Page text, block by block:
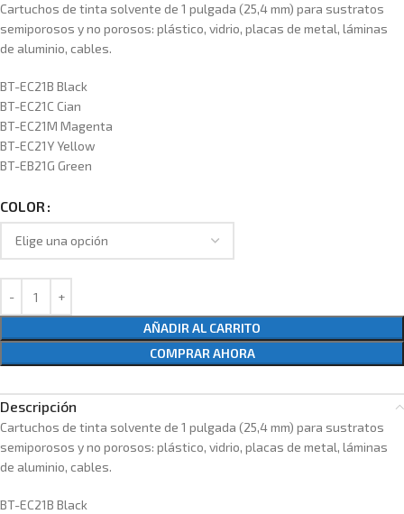
Cartuchos de tinta solvente de 1 pulgada (25,4 mm) para sustratos
semiporosos y no porosos: plástico, vidrio, placas de metal, láminas
de aluminio, cables.
BT-EC21B Black
BT-EC21C Cian
BT-EC21M Magenta
BT-EC21Y Yellow
BT-EB21G Green
COLOR
AÑADIR AL CARRITO
COMPRAR AHORA
Descripción
Cartuchos de tinta solvente de 1 pulgada (25,4 mm) para sustratos
semiporosos y no porosos: plástico, vidrio, placas de metal, láminas
de aluminio, cables.
BT-EC21B Black